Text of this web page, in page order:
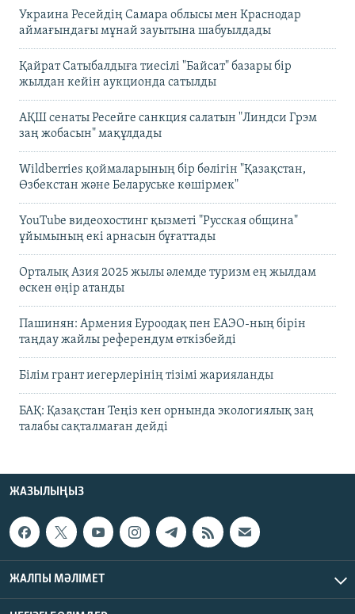
Украина Ресейдің Самара облысы мен Краснодар
аймағындағы мұнай зауытына шабуылдады
Қайрат Сатыбалдыға тиесілі "Байсат" базары бір
жылдан кейін аукционда сатылды
АҚШ сенаты Ресейге санкция салатын "Линдси Грэм
заң жобасын" мақұлдады
Wildberries қоймаларының бір бөлігін "Қазақстан,
Өзбекстан және Беларуське көшірмек"
YouTube видеохостинг қызметі "Русская община"
ұйымының екі арнасын бұғаттады
Орталық Азия 2025 жылы әлемде туризм ең жылдам
өскен өңір атанды
Пашинян: Армения Еуроодақ пен ЕАЭО-ның бірін
таңдау жайлы референдум өткізбейді
Білім грант иегерлерінің тізімі жарияланды
БАҚ: Қазақстан Теңіз кен орнында экологиялық заң
талабы сақталмаған дейді
ЖАЗЫЛЫҢЫЗ
ЖАЛПЫ МӘЛІМЕТ